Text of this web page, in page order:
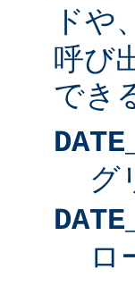
ドや
呼び
でき
グ
ロ